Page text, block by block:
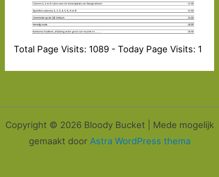
Total Page Visits: 1089 - Today Page Visits: 1
Copyright © 2026 Bloody Bucket | Mede mogelijk
gemaakt door Astra WordPress thema